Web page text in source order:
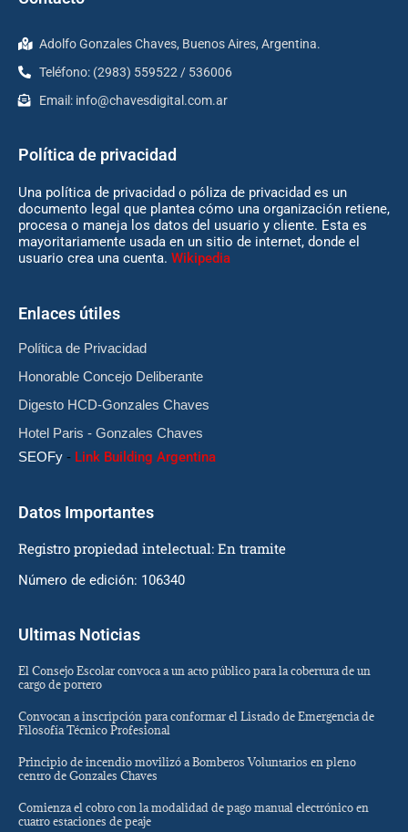
Adolfo Gonzales Chaves, Buenos Aires, Argentina.
Teléfono: (2983) 559522 / 536006
Email: info@chavesdigital.com.ar
Política de privacidad
Una política de privacidad o póliza de privacidad es un
documento legal que plantea cómo una organización retiene,
procesa o maneja los datos del usuario y cliente. Esta es
mayoritariamente usada en un sitio de internet, donde el
usuario crea una cuenta. Wikipedia
Enlaces útiles
Política de Privacidad
Honorable Concejo Deliberante
Digesto HCD-Gonzales Chaves
Hotel Paris - Gonzales Chaves
SEOFy - Link Building Argentina
Datos Importantes
Registro propiedad intelectual: En tramite
Número de edición: 106340
Ultimas Noticias
El Consejo Escolar convoca a un acto público para la cobertura de un
cargo de portero
Convocan a inscripción para conformar el Listado de Emergencia de
Filosofía Técnico Profesional
Principio de incendio movilizó a Bomberos Voluntarios en pleno
centro de Gonzales Chaves
Comienza el cobro con la modalidad de pago manual electrónico en
cuatro estaciones de peaje